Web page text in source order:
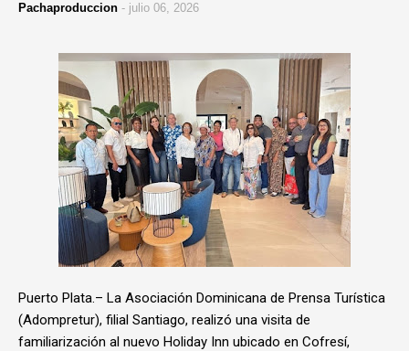
Pachaproduccion - julio 06, 2026
Puerto Plata.– La Asociación Dominicana de Prensa Turística
(Adompretur), filial Santiago, realizó una visita de
familiarización al nuevo Holiday Inn ubicado en Cofresí,